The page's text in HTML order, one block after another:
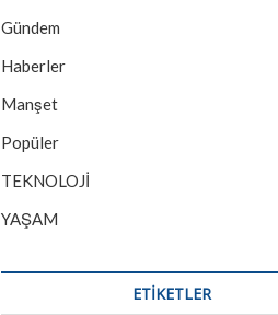
Gündem
Haberler
Manşet
Popüler
TEKNOLOJİ
YAŞAM
ETİKETLER